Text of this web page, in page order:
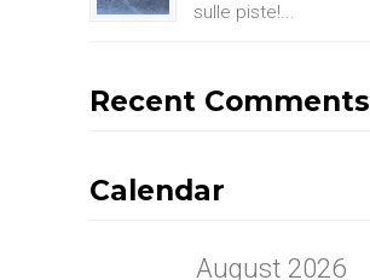
sulle piste!...
Recent Comments
Calendar
August 2026